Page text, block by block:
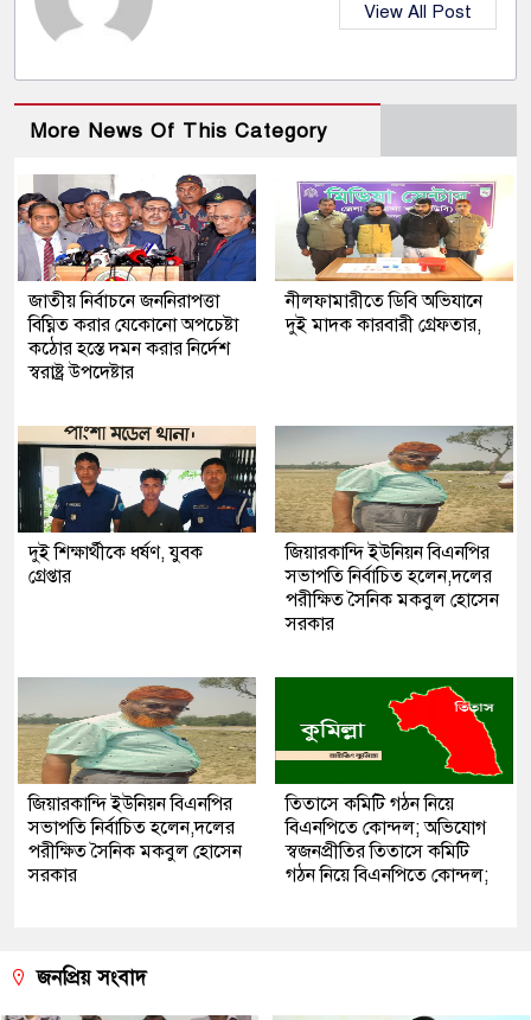
View All Post
More News Of This Category
জাতীয় নির্বাচনে জননিরাপত্তা
বিঘ্নিত করার যেকোনো অপচেষ্টা
কঠোর হস্তে দমন করার নির্দেশ
স্বরাষ্ট্র উপদেষ্টার
নীলফামারীতে ডিবি অভিযানে
দুই মাদক কারবারী গ্রেফতার,
দুই শিক্ষার্থীকে ধর্ষণ, যুবক
গ্রেপ্তার
জিয়ারকান্দি ইউনিয়ন বিএনপির
সভাপতি নির্বাচিত হলেন,দলের
পরীক্ষিত সৈনিক মকবুল হোসেন
সরকার
জিয়ারকান্দি ইউনিয়ন বিএনপির
সভাপতি নির্বাচিত হলেন,দলের
পরীক্ষিত সৈনিক মকবুল হোসেন
সরকার
তিতাসে কমিটি গঠন নিয়ে
বিএনপিতে কোন্দল; অভিযোগ
স্বজনপ্রীতির তিতাসে কমিটি
গঠন নিয়ে বিএনপিতে কোন্দল;
জনপ্রিয় সংবাদ